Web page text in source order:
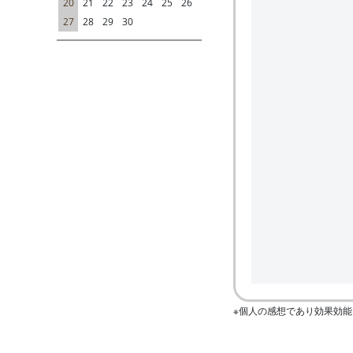
※個人の感想であり効果効
20
21 22 23 24 25
26
27
28 29 30